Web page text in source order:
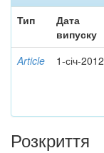
Тип
Дата
випуску
Article 1-січ-2012
Розкриття